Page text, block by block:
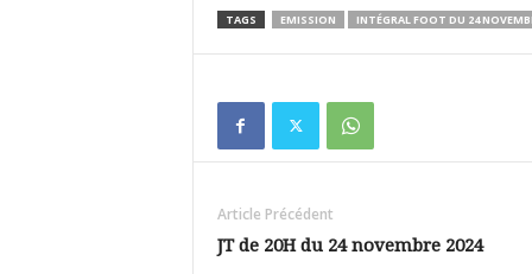
TAGS EMISSION INTÉGRAL FOOT DU 24
Article Précédent
JT de 20H du 24 novembre 2024